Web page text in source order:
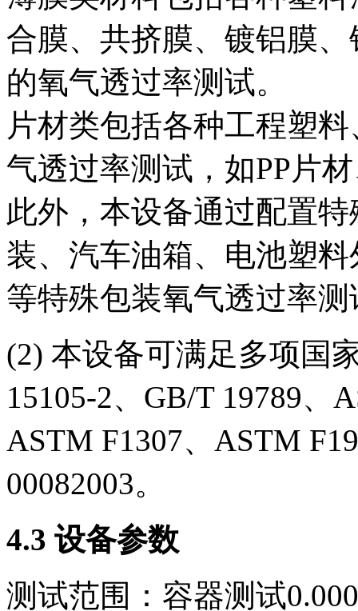
合膜、共挤膜、镀铝膜
的氧气透过率测试。
片材类包括各种工程塑
气透过率测试，如PP片
此外，本设备通过配置
装、汽车油箱、电池塑
等特殊包装氧气透过率测
(2) 本设备可满足多项国
15105-2、GB/T 19789、
ASTM F1307、ASTM
00082003。
4.3 设备参数
测试范围：容器测试